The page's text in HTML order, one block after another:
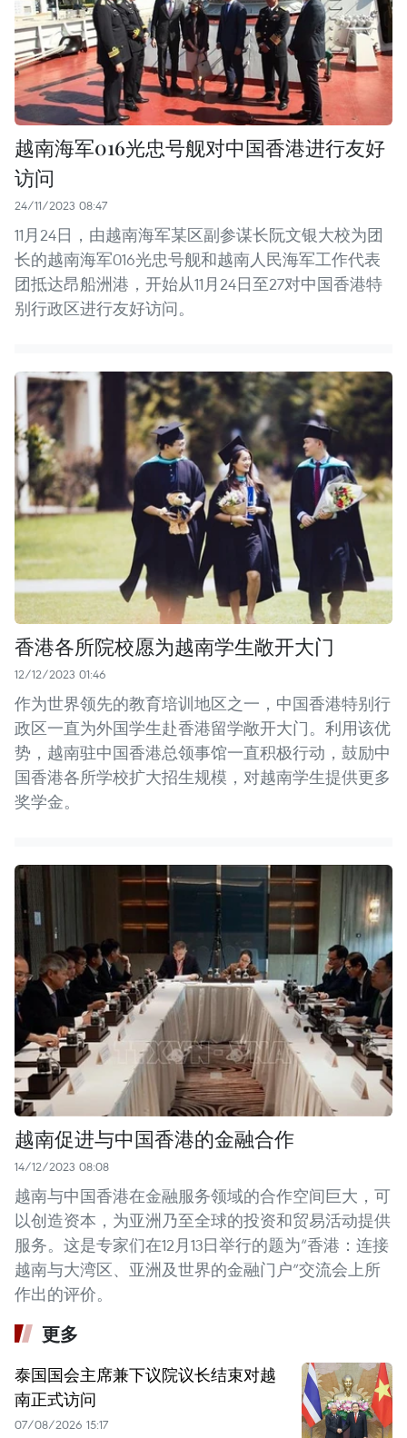
越南海军016光忠号舰对中国香港进行友好
访问
24/11/2023 08:47
11月24日，由越南海军某区副参谋长阮文银大校为团
长的越南海军016光忠号舰和越南人民海军工作代表
团抵达昂船洲港，开始从11月24日至27对中国香港特
别行政区进行友好访问。
香港各所院校愿为越南学生敞开大门
12/12/2023 01:46
作为世界领先的教育培训地区之一，中国香港特别行
政区一直为外国学生赴香港留学敞开大门。利用该优
势，越南驻中国香港总领事馆一直积极行动，鼓励中
国香港各所学校扩大招生规模，对越南学生提供更多
奖学金。
越南促进与中国香港的金融合作
14/12/2023 08:08
越南与中国香港在金融服务领域的合作空间巨大，可
以创造资本，为亚洲乃至全球的投资和贸易活动提供
服务。这是专家们在12月13日举行的题为“香港：连接
越南与大湾区、亚洲及世界的金融门户”交流会上所
作出的评价。
更多
泰国国会主席兼下议院议长结束对越
南正式访问
07/08/2026 15:17